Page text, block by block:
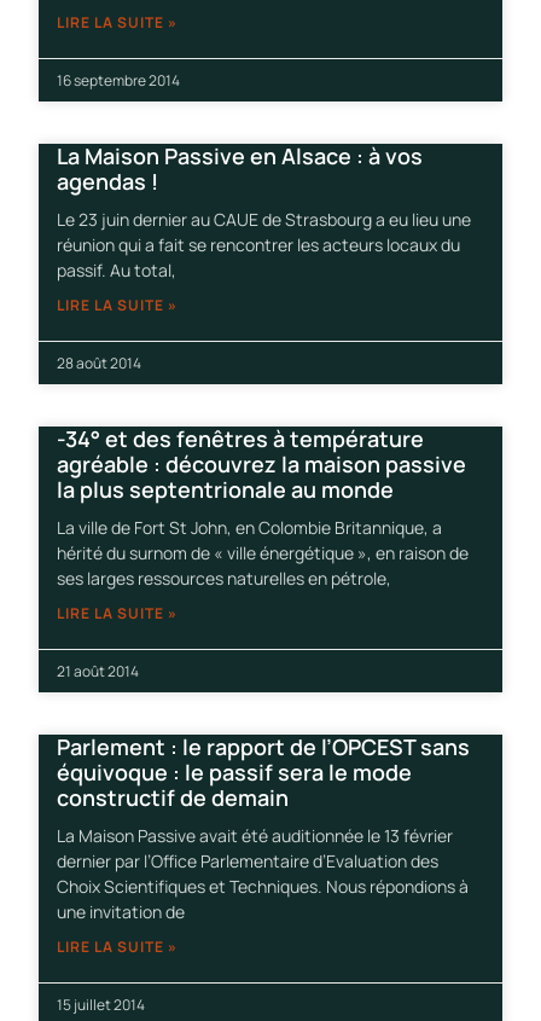
LIRE LA SUITE »
16 septembre 2014
La Maison Passive en Alsace : à vos
agendas !
Le 23 juin dernier au CAUE de Strasbourg a eu lieu une
réunion qui a fait se rencontrer les acteurs locaux du
passif. Au total,
LIRE LA SUITE »
28 août 2014
-34° et des fenêtres à température
agréable : découvrez la maison passive
la plus septentrionale au monde
La ville de Fort St John, en Colombie Britannique, a
hérité du surnom de « ville énergétique », en raison de
ses larges ressources naturelles en pétrole,
LIRE LA SUITE »
21 août 2014
Parlement : le rapport de l’OPCEST sans
équivoque : le passif sera le mode
constructif de demain
La Maison Passive avait été auditionnée le 13 février
dernier par l’Office Parlementaire d’Evaluation des
Choix Scientifiques et Techniques. Nous répondions à
une invitation de
LIRE LA SUITE »
15 juillet 2014